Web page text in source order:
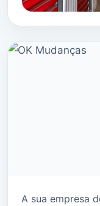
A sua empresa